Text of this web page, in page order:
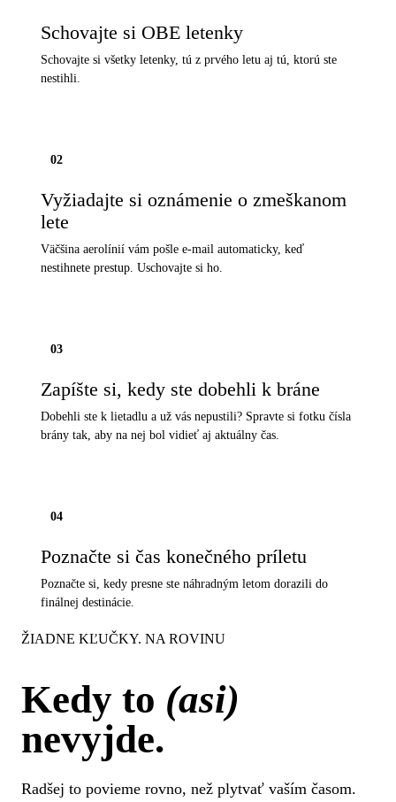
Schovajte si OBE letenky
Schovajte si všetky letenky, tú z prvého letu aj tú, ktorú ste
nestihli.
02
Vyžiadajte si oznámenie o zmeškanom
lete
Väčšina aerolínií vám pošle e-mail automaticky, keď
nestihnete prestup. Uschovajte si ho.
03
Zapíšte si, kedy ste dobehli k bráne
Dobehli ste k lietadlu a už vás nepustili? Spravte si fotku čísla
brány tak, aby na nej bol vidieť aj aktuálny čas.
04
Poznačte si čas konečného príletu
Poznačte si, kedy presne ste náhradným letom dorazili do
finálnej destinácie.
ŽIADNE KĽUČKY. NA ROVINU
Kedy to (asi)
nevyjde.
Radšej to povieme rovno, než plytvať vaším časom.